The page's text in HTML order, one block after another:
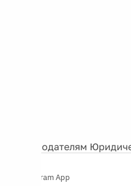
Рекламодателям
Telegram App